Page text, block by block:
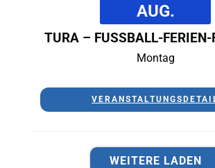
AUG.
TURA – FUSSBALL-FERIEN-
Montag
WEITERE LADEN